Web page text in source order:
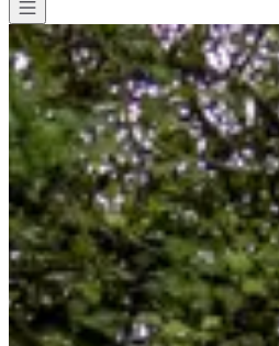
Toutes les courses>Trail>Trail
Samedi PTRS
Petit Trail
PTRS
Date à confirmer
Enregistrer
Enregistrer